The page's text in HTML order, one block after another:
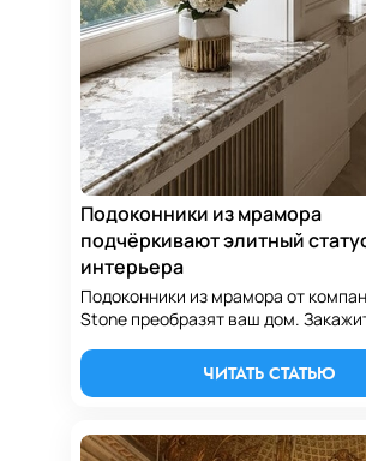
Подоконники из мрамора
подчёркивают элитный
интерьера
Подоконники из мрамора от
Stone преобразят ваш дом.
для вечной красоты ваших окон.
ЧИТАТЬ СТАТЬЮ